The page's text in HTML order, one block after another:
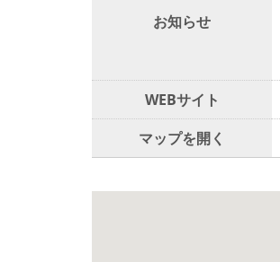
お知らせ
WEBサイト
マップを開く